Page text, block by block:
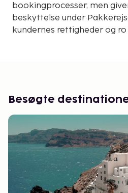
bookingprocesser, men
beskyttelse under
kundernes rettigheder og ro
Besøgte